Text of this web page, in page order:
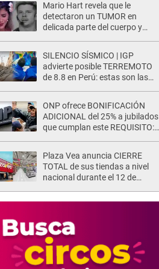
Mario Hart revela que le
detectaron un TUMOR en
delicada parte del cuerpo y
muy fuertes..."
SILENCIO SÍSMICO | IGP
advierte posible TERREMOTO
de 8.8 en Perú: estas son las
ONP ofrece BONIFICACIÓN
ADICIONAL del 25% a jubilados
que cumplan este REQUISITO:
Plaza Vea anuncia CIERRE
TOTAL de sus tiendas a nivel
nacional durante el 12 de